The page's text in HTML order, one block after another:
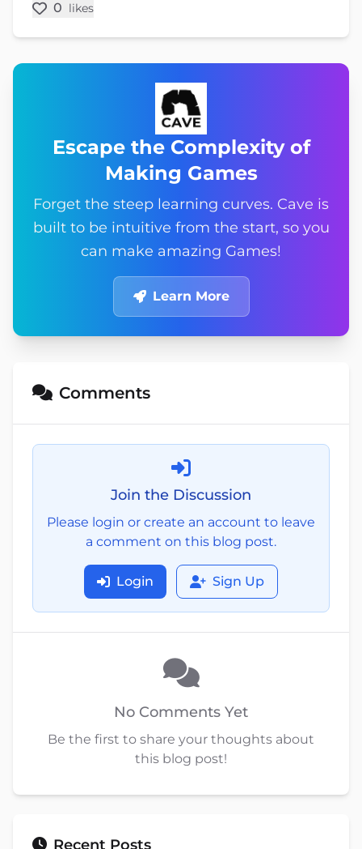
0 likes
Escape the Complexity of
Making Games
Forget the steep learning curves. Cave is
built to be intuitive from the start, so you
can make amazing Games!
Learn More
Comments
Join the Discussion
Please login or create an account to leave
a comment on this blog post.
Login Sign Up
No Comments Yet
Be the first to share your thoughts about
this blog post!
Recent Posts